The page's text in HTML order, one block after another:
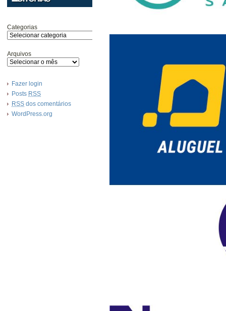
Categorias
Arquivos
Fazer login
Posts RSS
RSS dos comentários
WordPress.org